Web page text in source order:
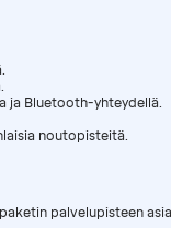
ja Bluetooth-yhteydellä.
noutopisteitä.
palvelupisteen